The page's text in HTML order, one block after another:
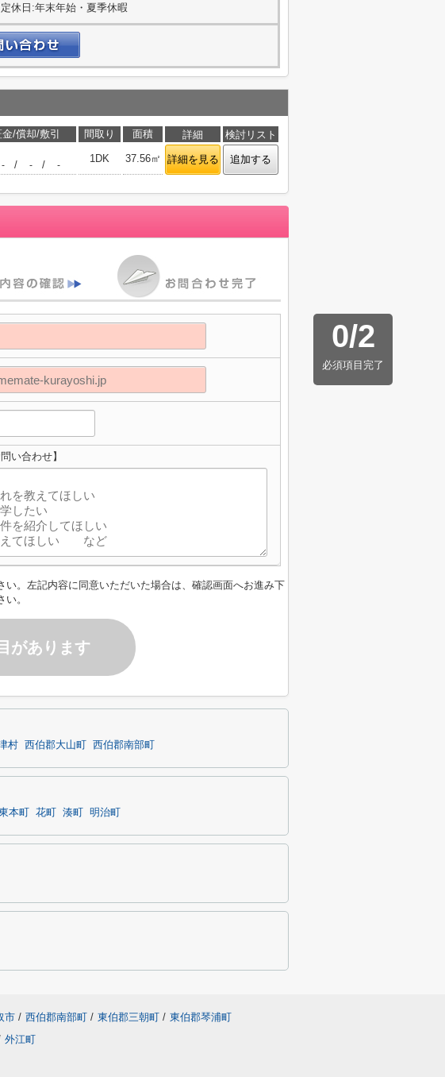
休日:年末年始・夏季休暇
/償却/敷引 間取り 面積 詳細
検討リスト
- / - / -
1DK 37.56㎡ 詳細を見る 追加する
0/2
必須項目完了
い合わせ】
い。左記内容に同意いただいた場合は、確認画面へお進み下
い。
があります
村 西伯郡大山町 西伯郡南部町
本町 花町 湊町 明治町
市 / 西伯郡南部町 / 東伯郡三朝町 / 東伯郡琴浦町
外江町